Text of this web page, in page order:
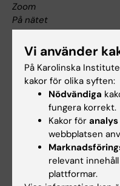
Zoom
På nätet
kunna skapa och
Canvas. Kursen är
administratör vid KI och
skapa tydliga,
Intern kurs och fortbildning
1 oktober
Vi använder
På Karolinska
kakor för olika syften:
Nödvändiga
fungera korrekt.
Kakor för analys
webbplatsen
relevant
plattformar.